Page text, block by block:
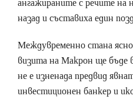
назад и съставиха един
Междувременно стана
визита на Макрон ще бъде
не е изненада предвид
инвестиционен банкер и